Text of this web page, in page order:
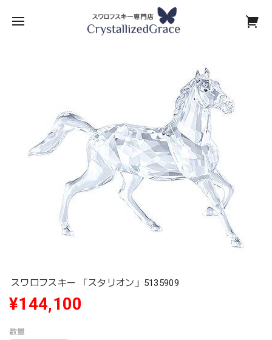
スワロフスキー 「スタリオン」5135909
¥144,100
数量